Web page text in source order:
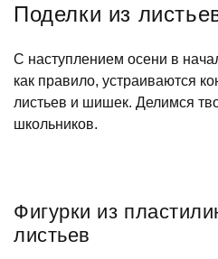
Поделки из
С наступлением осени в
как правило, устраиваются
листьев и шишек. Делимся
школьников.
Фигурки из
листьев